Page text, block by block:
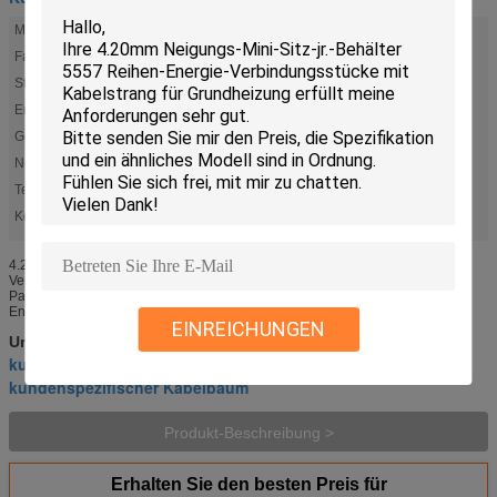
EINREICHUNGEN
Marke:
Farbe:
Natürlich
Stromkreise:
2A
Entflammbarkeit:
Geschlecht:
Behälter
Neigung:
4.20mm
Temperaturspanne:
-40° zu +105°C
Kontakt-Art:
4.20mm Neigungs-Mini-Sitz-jr.-Behälter 5557 Reihen-Energie-
Verbindungsstücke mit Kabelstrang für Grundheizung Überblick Eine breite
Palette von Soems erfordern die hoch-gegenwärtigen,
Energieverbindungsstücke ...
Umbauten: Kabelstrang nach Maß,
kundenspezifischer Selbstkabelstrang
kundenspezifischer Kabelbaum
Produkt-Beschreibung >
Erhalten Sie den besten Preis für